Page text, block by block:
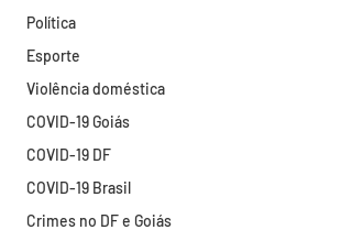
Política
Esporte
Violência doméstica
COVID-19 Goiás
COVID-19 DF
COVID-19 Brasil
Crimes no DF e Goiás